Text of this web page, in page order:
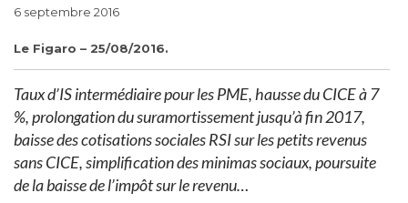
6 septembre 2016
Le Figaro – 25/08/2016.
Taux d’IS intermédiaire pour les PME, hausse du CICE à 7
%, prolongation du suramortissement jusqu’à fin 2017,
baisse des cotisations sociales RSI sur les petits revenus
sans CICE, simplification des minimas sociaux, poursuite
de la baisse de l’impôt sur le revenu…